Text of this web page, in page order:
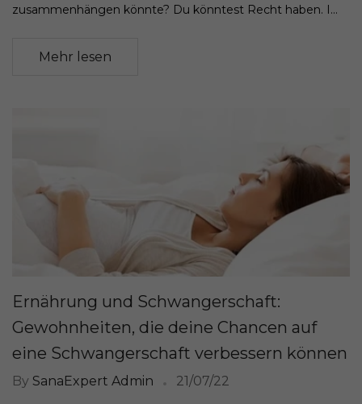
zusammenhängen könnte? Du könntest Recht haben. I...
Mehr lesen
Ernährung und Schwangerschaft:
Gewohnheiten, die deine Chancen auf
eine Schwangerschaft verbessern können
By SanaExpert Admin 21/07/22